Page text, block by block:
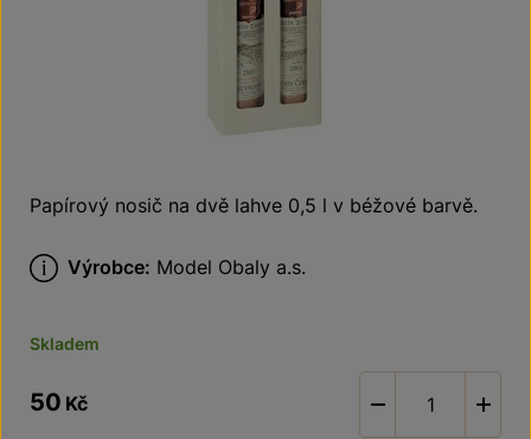
Papírový nosič na dvě lahve 0,5 l v béžové barvě.
Výrobce: Model Obaly a.s.
Skladem
50 Kč -